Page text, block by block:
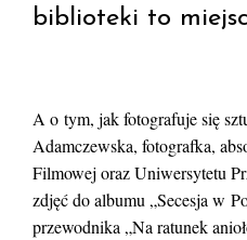
biblioteki to
A o tym, jak fotografuje się
Adamczewska, fotografka,
Filmowej oraz Uniwersytetu
zdjęć do albumu „Secesja w
przewodnika „Na ratunek